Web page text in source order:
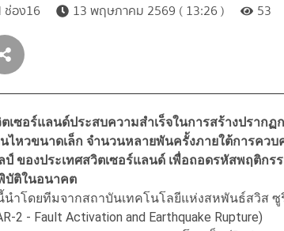
ช่อง16 13 พฤษภาคม 2569 ( 13:26 ) 53
เซอร์แลนด์ประสบความสำเร็จในการสร้างปรา
ไหวขนาดเล็ก จำนวนหลายพันครั้งภายใต้การคว
ป์ ของประเทศสวิตเซอร์แลนด์ เพื่อถอดรหัสพฤติก
บัติในอนาคต
ำโดยทีมจากสถาบันเทคโนโลยีแห่งสหพันธ์สวิส ซู
2 - Fault Activation and Earthquake Rupture)